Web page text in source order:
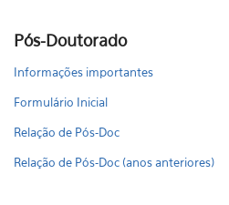
Pós-Doutorado
Informações importantes
Formulário Inicial
Relação de Pós-Doc
Relação de Pós-Doc (anos anteriores)